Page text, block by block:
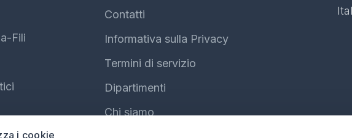
i cookie
Fili
Contatti
Informativa sulla Privacy
Termini di servizio
Dipartimenti
Chi siamo